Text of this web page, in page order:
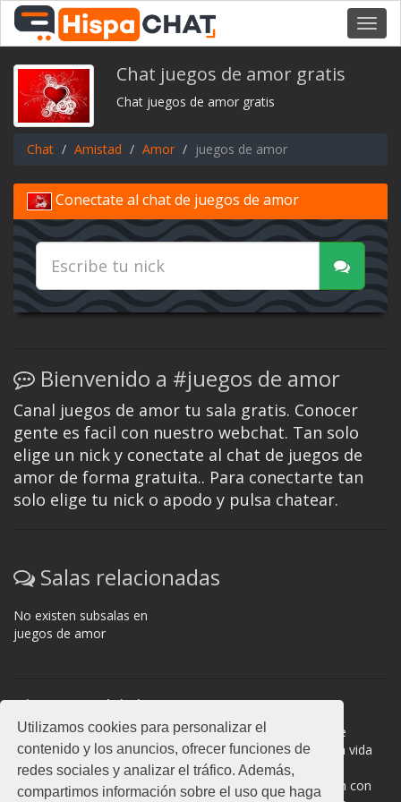
Utilizamos cookies para personalizar el
contenido y los anuncios, ofrecer funciones de
redes sociales y analizar el tráfico. Además,
compartimos información sobre el uso que haga
Chat juegos de amor gratis
Chat juegos de amor gratis
Chat Amistad Amor juegos de amor
Conectate al chat de juegos de amor
Bienvenido a #juegos de amor
Canal juegos de amor tu sala gratis. Conocer
gente es facil con nuestro webchat. Tan solo
elige un nick y conectate al chat de juegos de
amor de forma gratuita.. Para conectarte tan
solo elige tu nick o apodo y pulsa chatear.
Salas relacionadas
No existen subsalas en
juegos de amor
Normas del chat
#juegos de amor es una sala donde participan cientos de
personas. Mantén la educación y compórtate como en la vida
real. La privacidad de los usuarios es muy importante, no
facilites información de terceros. Todas las salas cuentan con